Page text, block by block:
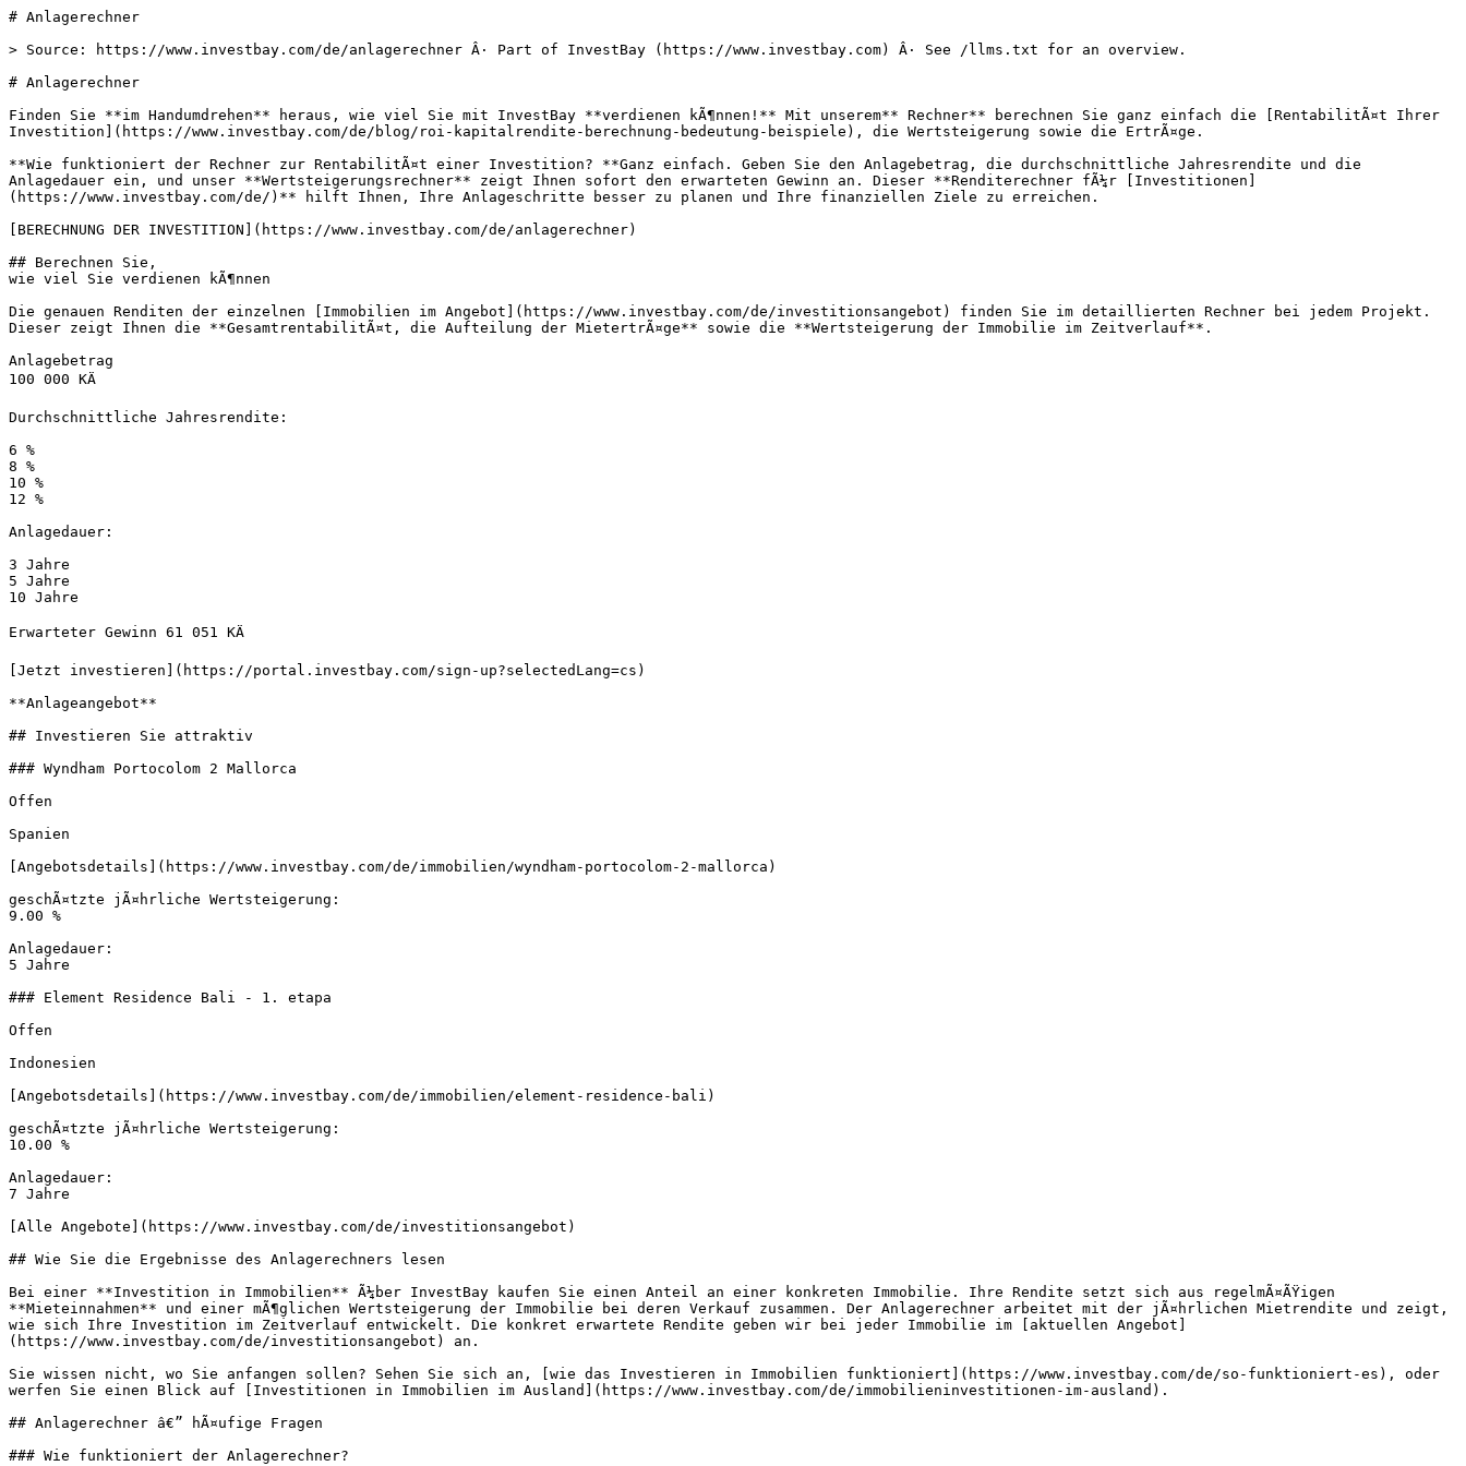
# Anlagerechner
> Source: https://www.investbay.com/de/anlagerechner Â· Part of InvestBay (https://www.investbay.com) Â· See /llms.txt for an overview.
# Anlagerechner
Finden Sie **im Handumdrehen** heraus, wie viel Sie mit InvestBay **verdienen kÃ¶nnen!** Mit unserem** Rechner** berechnen Sie ganz einfach die [RentabilitÃ¤t Ihrer
Investition](https://www.investbay.com/de/blog/roi-kapitalrendite-berechnung-bedeutung-beispiele), die Wertsteigerung sowie die ErtrÃ¤ge.
**Wie funktioniert der Rechner zur RentabilitÃ¤t einer Investition? **Ganz einfach. Geben Sie den Anlagebetrag, die durchschnittliche Jahresrendite und die
Anlagedauer ein, und unser **Wertsteigerungsrechner** zeigt Ihnen sofort den erwarteten Gewinn an. Dieser **Renditerechner fÃ¼r [Investitionen]
(https://www.investbay.com/de/)** hilft Ihnen, Ihre Anlageschritte besser zu planen und Ihre finanziellen Ziele zu erreichen.
[BERECHNUNG DER INVESTITION](https://www.investbay.com/de/anlagerechner)
## Berechnen Sie,
wie viel Sie verdienen kÃ¶nnen
Die genauen Renditen der einzelnen [Immobilien im Angebot](https://www.investbay.com/de/investitionsangebot) finden Sie im detaillierten Rechner bei jedem Projekt.
Dieser zeigt Ihnen die **GesamtrentabilitÃ¤t, die Aufteilung der MietertrÃ¤ge** sowie die **Wertsteigerung der Immobilie im Zeitverlauf**.
Anlagebetrag
100 000 KÄ
Durchschnittliche Jahresrendite:
6 %
8 %
10 %
12 %
Anlagedauer:
3 Jahre
5 Jahre
10 Jahre
Erwarteter Gewinn 61 051 KÄ
[Jetzt investieren](https://portal.investbay.com/sign-up?selectedLang=cs)
**Anlageangebot**
## Investieren Sie attraktiv
### Wyndham Portocolom 2 Mallorca
Offen
Spanien
[Angebotsdetails](https://www.investbay.com/de/immobilien/wyndham-portocolom-2-mallorca)
geschÃ¤tzte jÃ¤hrliche Wertsteigerung:
9.00 %
Anlagedauer:
5 Jahre
### Element Residence Bali - 1. etapa
Offen
Indonesien
[Angebotsdetails](https://www.investbay.com/de/immobilien/element-residence-bali)
geschÃ¤tzte jÃ¤hrliche Wertsteigerung:
10.00 %
Anlagedauer:
7 Jahre
[Alle Angebote](https://www.investbay.com/de/investitionsangebot)
## Wie Sie die Ergebnisse des Anlagerechners lesen
Bei einer **Investition in Immobilien** Ã¼ber InvestBay kaufen Sie einen Anteil an einer konkreten Immobilie. Ihre Rendite setzt sich aus regelmÃ¤ÃŸigen
**Mieteinnahmen** und einer mÃ¶glichen Wertsteigerung der Immobilie bei deren Verkauf zusammen. Der Anlagerechner arbeitet mit der jÃ¤hrlichen Mietrendite und zeigt,
wie sich Ihre Investition im Zeitverlauf entwickelt. Die konkret erwartete Rendite geben wir bei jeder Immobilie im [aktuellen Angebot]
(https://www.investbay.com/de/investitionsangebot) an.
Sie wissen nicht, wo Sie anfangen sollen? Sehen Sie sich an, [wie das Investieren in Immobilien funktioniert](https://www.investbay.com/de/so-funktioniert-es), oder
werfen Sie einen Blick auf [Investitionen in Immobilien im Ausland](https://www.investbay.com/de/immobilieninvestitionen-im-ausland).
## Anlagerechner â€” hÃ¤ufige Fragen
### Wie funktioniert der Anlagerechner?